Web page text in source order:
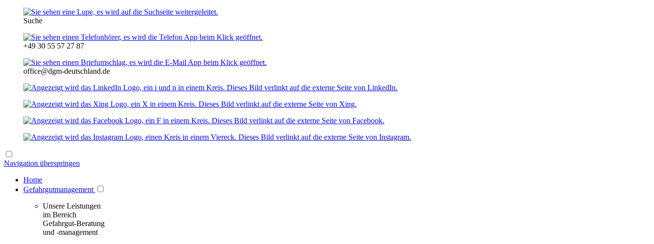
Suche
+49 30 55 57 27 87
office@dgm-deutschland.de
Navigation überspringen
Home
Gefahrgutmanagement
Unsere Leistungen
im Bereich
Gefahrgut-Beratung
und -management